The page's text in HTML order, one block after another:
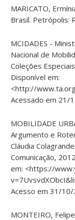
MARICATO,
Brasil. Petrópolis:
MCIDADES -
Nacional de
Coleções
Disponível em:
<http://
Acessado em 21/
MOBILIDADE
Argumento e
Cláudia
Comunicação,
em: <https://
Acesso em 31/10/
MONTEIRO,